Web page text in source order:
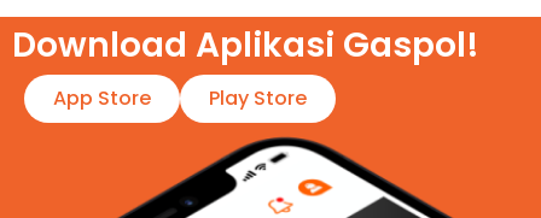
Download Aplikasi Gaspol!​
App Store Play Store